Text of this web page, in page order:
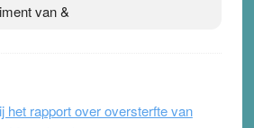
van &
het rapport over oversterfte van